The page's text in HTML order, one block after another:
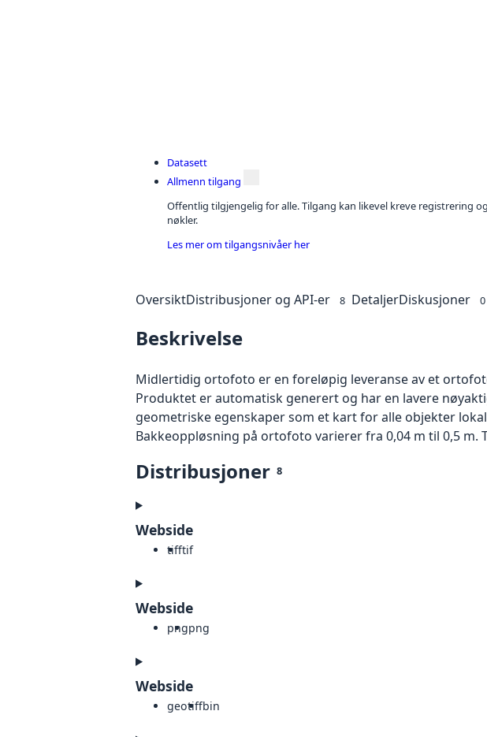
Datasett
Allmenn tilgang
Offentlig tilgjengelig for alle. Tilgang kan likevel kreve registrering
nøkler.
Les mer om tilgangsnivåer her
OversiktDistribusjoner og API-er 8 DetaljerDiskusjoner 0
Beskrivelse
Midlertidig ortofoto er en foreløpig leveranse av et
Produktet er automatisk generert og har en lavere
geometriske egenskaper som et kart for alle objekter
Bakkeoppløsning på ortofoto varierer fra 0,04 m til 0,5
Distribusjoner 8
Webside
tifftif
Webside
pngpng
Webside
geotiffbin